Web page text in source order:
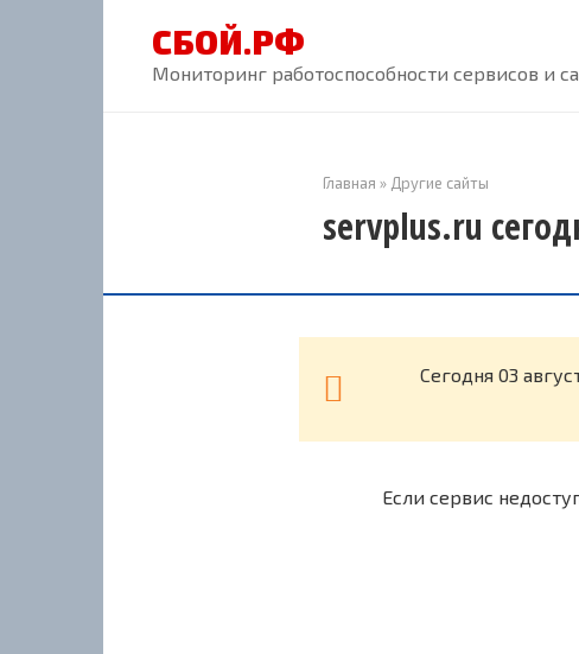
СБОЙ.РФ
Мониторинг работоспособности сервисов и
Главная » Другие сайты
servplus.ru
Cегодня 03
Если сервис